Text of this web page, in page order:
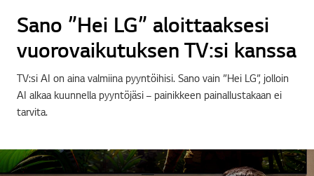
Sano ”Hei LG” aloittaaksesi
vuorovaikutuksen TV:si kanssa
TV:si AI on aina valmiina pyyntöihisi. Sano vain ”Hei LG”, jolloin
AI alkaa kuunnella pyyntöjäsi – painikkeen painallustakaan ei
tarvita.